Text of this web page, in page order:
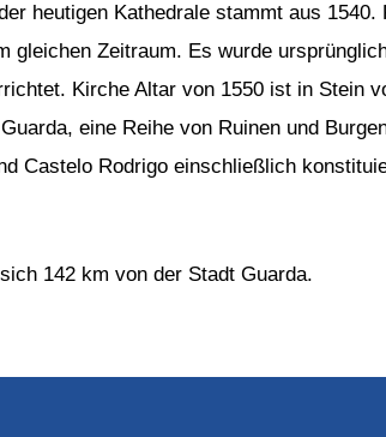
heutigen Kathedrale stammt aus 1540.
gleichen Zeitraum. Es wurde
Kirche Altar von 1550 ist in Stein
eine Reihe von Ruinen und
Castelo Rodrigo einschließlich
142 km von der Stadt Guarda.